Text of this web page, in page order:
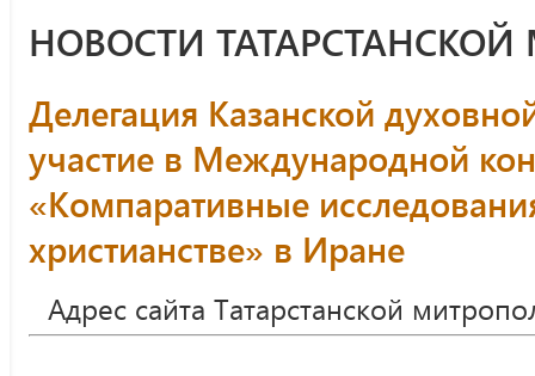
НОВОСТИ
Делегация Казанской
участие в Международной
«Компаративные
христианстве» в Иране
Адрес сайта Татарстанской